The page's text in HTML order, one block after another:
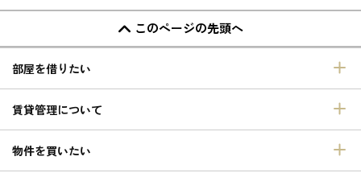
このページの先頭へ
部屋を借りたい
賃貸管理について
物件を買いたい